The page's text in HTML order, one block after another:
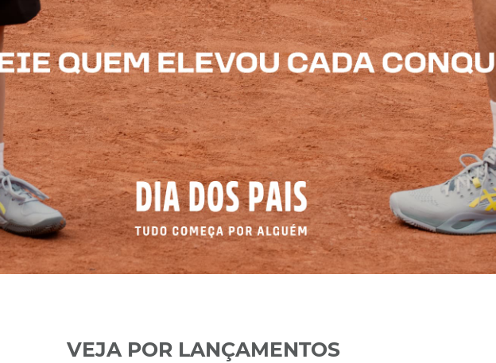
VEJA POR LANÇAMENTOS